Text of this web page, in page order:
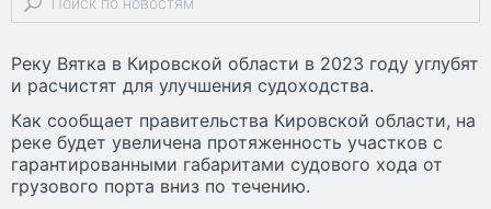
Реку Вятка в Кировской области в 2023 году углубят
и расчистят для улучшения судоходства.
Как сообщает правительства Кировской области, на
реке будет увеличена протяженность участков с
гарантированными габаритами судового хода от
грузового порта вниз по течению.